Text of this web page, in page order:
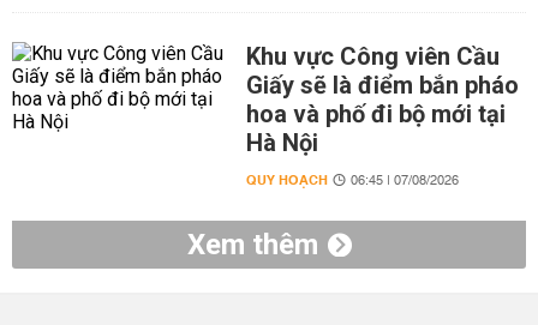
Khu vực Công viên Cầu
Giấy sẽ là điểm bắn pháo
hoa và phố đi bộ mới tại
Hà Nội
QUY HOẠCH 06:45 | 07/08/2026
Xem thêm